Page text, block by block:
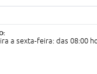
a sexta-feira: das 08:00